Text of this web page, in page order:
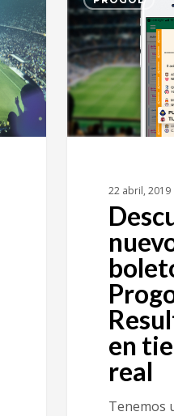
22 abril, 2019
en
real
Tenemos